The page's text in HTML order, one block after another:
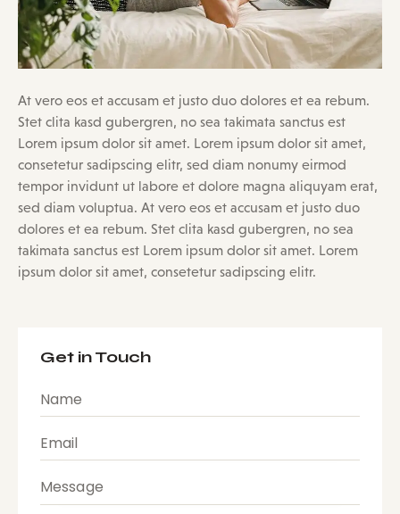
At vero eos et accusam et justo duo dolores et ea rebum.
Stet clita kasd gubergren, no sea takimata sanctus est
Lorem ipsum dolor sit amet. Lorem ipsum dolor sit amet,
consetetur sadipscing elitr, sed diam nonumy eirmod
tempor invidunt ut labore et dolore magna aliquyam erat,
sed diam voluptua. At vero eos et accusam et justo duo
dolores et ea rebum. Stet clita kasd gubergren, no sea
takimata sanctus est Lorem ipsum dolor sit amet. Lorem
ipsum dolor sit amet, consetetur sadipscing elitr.
Get in Touch